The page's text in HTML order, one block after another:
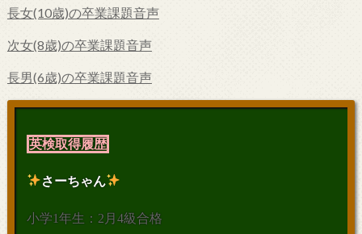
長女(10歳)の卒業課題音声
次女(8歳)の卒業課題音声
長男(6歳)の卒業課題音声
英検取得履歴
さーちゃん
小学1年生：2月4級合格